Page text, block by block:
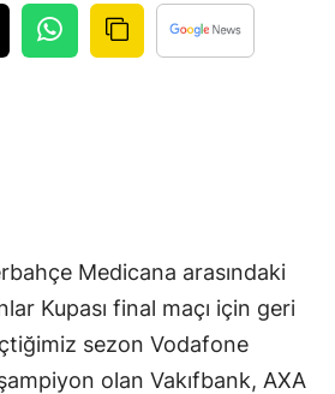
Medicana arasındaki
Kupası final maçı için geri
sezon Vodafone
olan Vakıfbank, AXA